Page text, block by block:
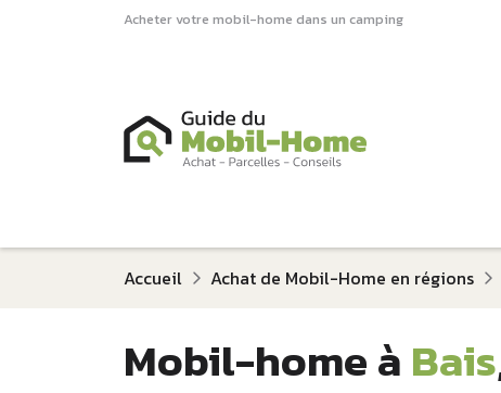
Acheter votre mobil-home dans un camping
Accueil Achat de Mobil-Home en régions
Mobil-home à Bais